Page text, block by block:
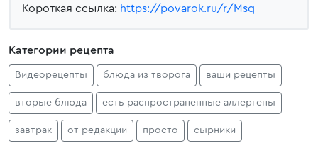
Короткая ссылка: https://povarok.ru/r/Msq
Категории рецепта
Видеорецепты блюда из творога ваши рецепты
вторые блюда есть распространенные аллергены
завтрак от редакции просто сырники